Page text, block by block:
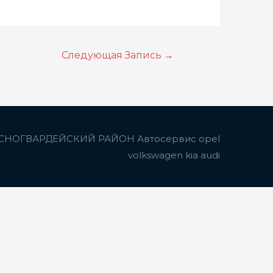
Следующая Запись →
РАЙОН Автосервис opel
volkswagen kia audi